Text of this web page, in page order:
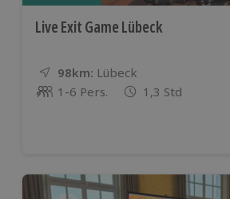
Live Exit Game Lübeck
98km: Entfernung
Standort
Lübeck
Anzahl der Teilnehmer
1-6 Pers. 1,3 Std